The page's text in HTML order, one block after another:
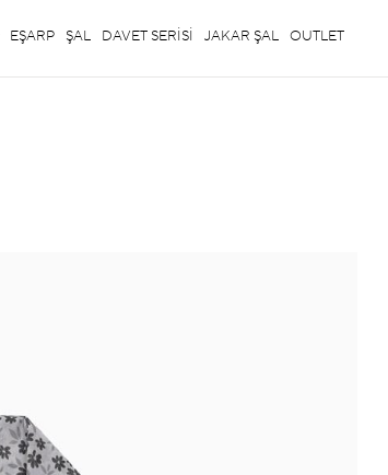
EŞARP ŞAL DAVET SERİSİ JAKAR ŞAL OUTLET